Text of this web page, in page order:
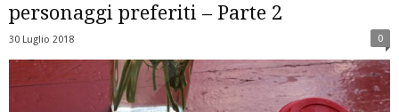
personaggi preferiti – Parte 2
30 Luglio 2018 0